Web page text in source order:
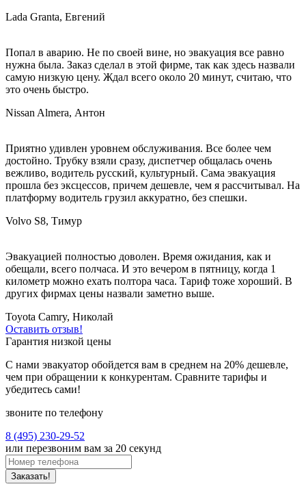
Lada Granta, Евгений
Попал в аварию. Не по своей вине, но эвакуация все равно
нужна была. Заказ сделал в этой фирме, так как здесь назвали
самую низкую цену. Ждал всего около 20 минут, считаю, что
это очень быстро.
Nissan Almera, Антон
Приятно удивлен уровнем обслуживания. Все более чем
достойно. Трубку взяли сразу, диспетчер общалась очень
вежливо, водитель русский, культурный. Сама эвакуация
прошла без эксцессов, причем дешевле, чем я рассчитывал. На
платформу водитель грузил аккуратно, без спешки.
Volvo S8, Тимур
Эвакуацией полностью доволен. Время ожидания, как и
обещали, всего полчаса. И это вечером в пятницу, когда 1
километр можно ехать полтора часа. Тариф тоже хороший. В
других фирмах цены назвали заметно выше.
Toyota Camry, Николай
Оставить отзыв!
Гарантия низкой цены
С нами эвакуатор обойдется вам в среднем на 20% дешевле,
чем при обращении к конкурентам. Сравните тарифы и
убедитесь сами!
звоните по телефону
8 (495) 230-29-52
или перезвоним вам за 20 секунд
Заказать!